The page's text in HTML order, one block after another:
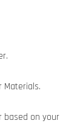
Materials.
based on your